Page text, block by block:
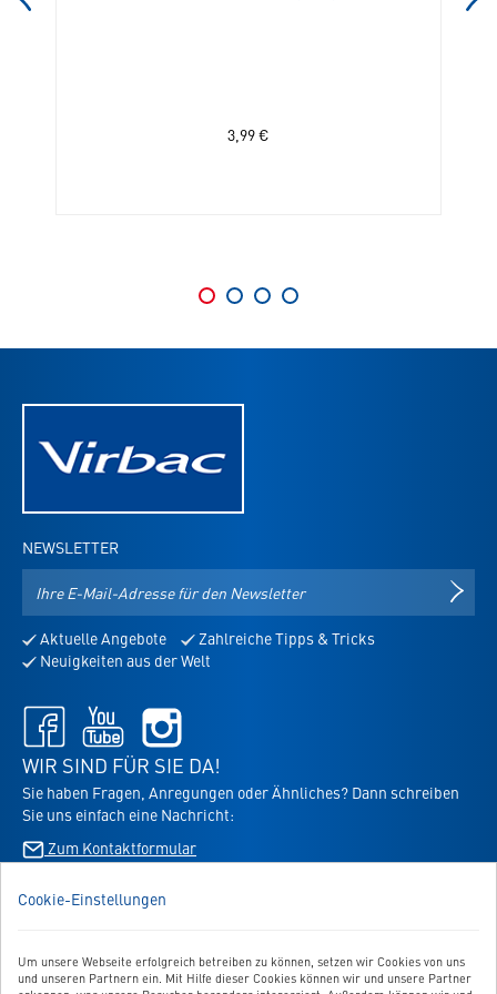
3,99€
Cookie-Einstellungen
Um unsere Webseite erfolgreich betreiben zu können, setzen wir Cookies von uns
und unseren Partnern ein. Mit Hilfe dieser Cookies können wir und unsere Partner
NEWSLETTER
Mail-
Adresse
für
den
Aktuelle Angebote
Zahlreiche Tipps & Tricks
Neuigkeiten aus der Welt
Facebook
-
öffnet
in
neuem
Tab
Youtube
öffnet
in
neuem
Tab
öffnet
in
neuem
Tab
WIR SIND FÜR SIE DA!
Sie haben Fragen, Anregungen oder Ähnliches? Dann schreiben
Sie uns einfach eine Nachricht:
Zum Kontaktformular
BESTELLUNG WIDERRUFEN
UNSER SERVICE